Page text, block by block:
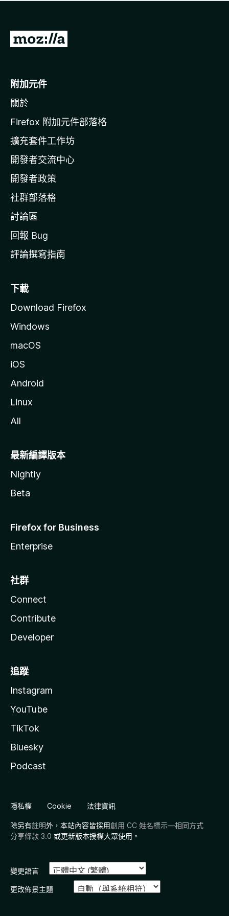
有
前
o
i
l
a
官
網
附加元件
關於
Firefox 附加元件部落格
擴充套件工作坊
開發者交流中心
開發者政策
社群部落格
討論區
回報 Bug
評論撰寫指南
下載
Download Firefox
Windows
macOS
iOS
Android
Linux
All
最新編譯版本
Nightly
Beta
Firefox for Business
Enterprise
社群
Connect
Contribute
Developer
追蹤
Instagram
YouTube
TikTok
Bluesky
Podcast
隱私權 Cookie 法律資訊
除另有註明外，本站內容皆採用創用 CC 姓名標示—相同方式
分享條款 3.0 或更新版本授權大眾使用。
變更語言
更改佈景主題